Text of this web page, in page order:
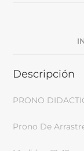
Descripción
PRONO
Prono De